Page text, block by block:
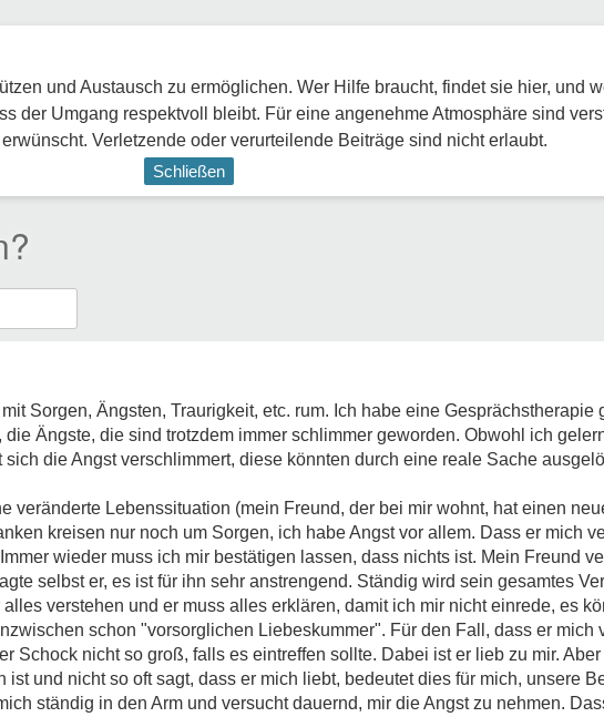
und Austausch zu ermöglichen. Wer Hilfe braucht, findet sie hier, und
der Umgang respektvoll bleibt. Für eine angenehme Atmosphäre sind
Verletzende oder verurteilende Beiträge sind nicht erlaubt.
Schließen
Sorgen, Ängsten, Traurigkeit, etc. rum. Ich habe eine Gesprächstherapie
Ängste, die sind trotzdem immer schlimmer geworden. Obwohl ich
die Angst verschlimmert, diese könnten durch eine reale Sache
veränderte Lebenssituation (mein Freund, der bei mir wohnt, hat einen
kreisen nur noch um Sorgen, ich habe Angst vor allem. Dass er mich
wieder muss ich mir bestätigen lassen, dass nichts ist. Mein Freund
selbst er, es ist für ihn sehr anstrengend. Ständig wird sein gesamtes
alles verstehen und er muss alles erklären, damit ich mir nicht einrede, es
schon "vorsorglichen Liebeskummer". Für den Fall, dass er mich
Schock nicht so groß, falls es eintreffen sollte. Dabei ist er lieb zu mir.
ist und nicht so oft sagt, dass er mich liebt, bedeutet dies für mich, unsere
ständig in den Arm und versucht dauernd, mir die Angst zu nehmen.